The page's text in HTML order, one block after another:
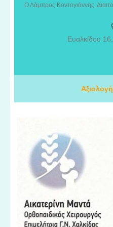
προσφέρει ολοκληρωμένες
ποιότητας ζωής και της
διατροφική εκπαίδευση,
κατάθλιψη, αυτοεκτίμηση και
Ευαλκίδου